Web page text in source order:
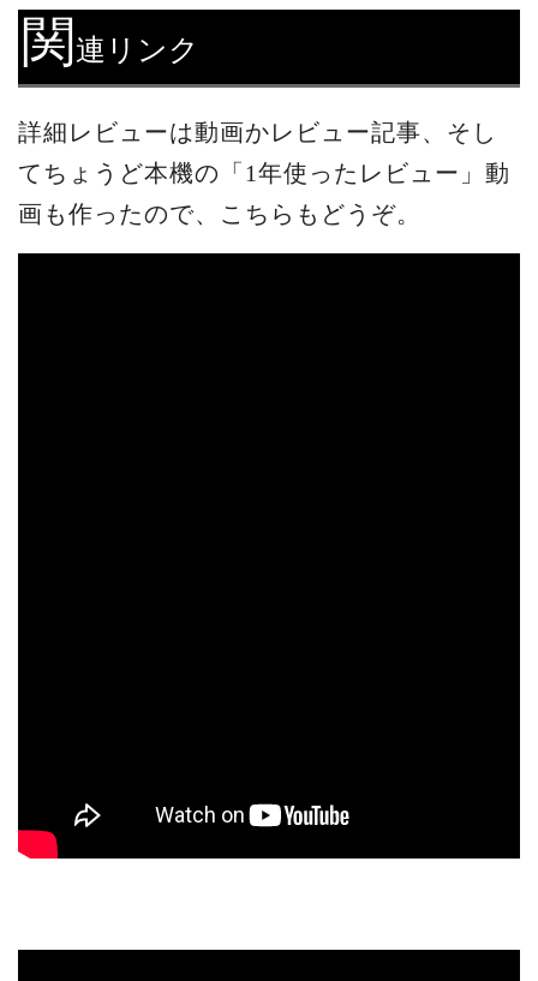
関連リンク
詳細レビューは動画かレビュー記事、そし
てちょうど本機の「1年使ったレビュー」動
画も作ったので、こちらもどうぞ。